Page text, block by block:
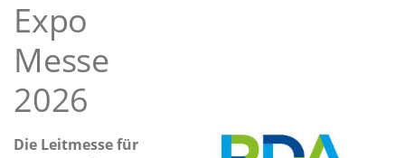
Expo
Messe
2026
Die Leitmesse für